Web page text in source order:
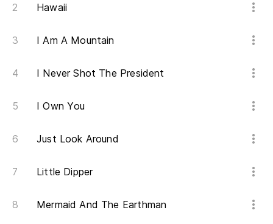
Hawaii
I Am A Mountain
I Never Shot The President
I Own You
Just Look Around
Little Dipper
Mermaid And The Earthman